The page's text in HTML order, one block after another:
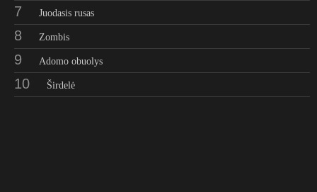
7 Juodasis rusas
8 Zombis
9 Adomo obuolys
10 Širdelė